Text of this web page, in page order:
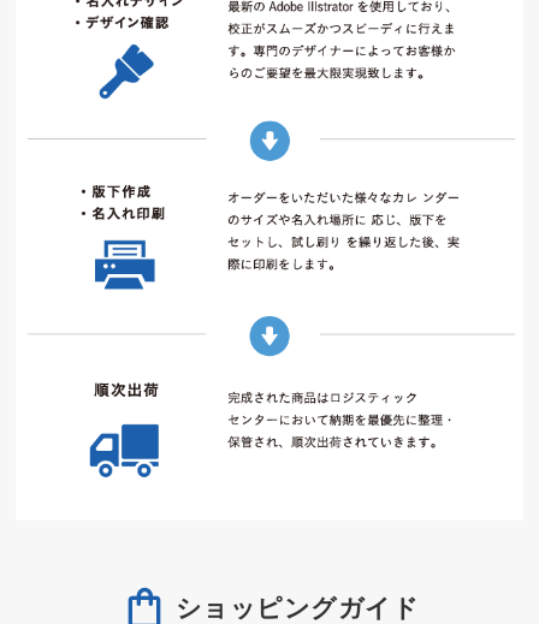
ショッピングガイド